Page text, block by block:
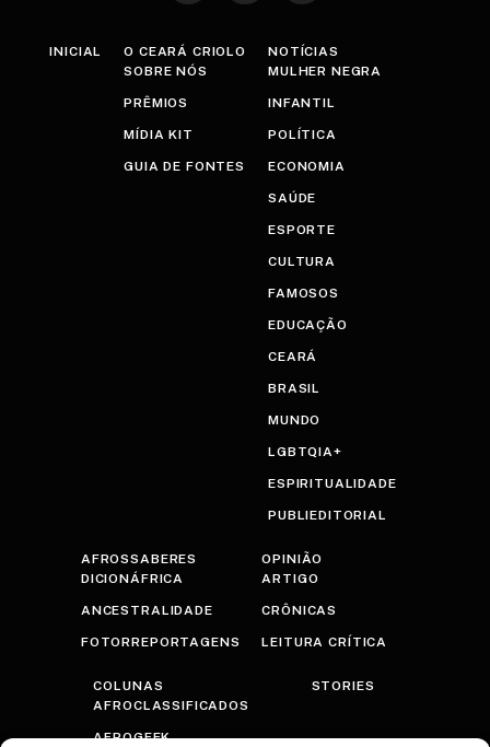
INICIAL
O CEARÁ CRIOLO
SOBRE NÓS
PRÊMIOS
MÍDIA KIT
GUIA DE FONTES
NOTÍCIAS
MULHER NEGRA
INFANTIL
POLÍTICA
ECONOMIA
SAÚDE
ESPORTE
CULTURA
FAMOSOS
EDUCAÇÃO
CEARÁ
BRASIL
MUNDO
LGBTQIA+
ESPIRITUALIDADE
PUBLIEDITORIAL
AFROSSABERES
DICIONÁFRICA
ANCESTRALIDADE
FOTORREPORTAGENS
OPINIÃO
ARTIGO
CRÔNICAS
LEITURA CRÍTICA
COLUNAS
AFROCLASSIFICADOS
AFROGEEK
STORIES